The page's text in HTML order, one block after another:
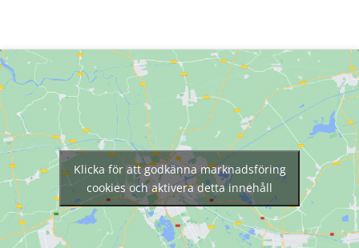
Klicka för att godkänna marknadsföring
cookies och aktivera detta innehåll